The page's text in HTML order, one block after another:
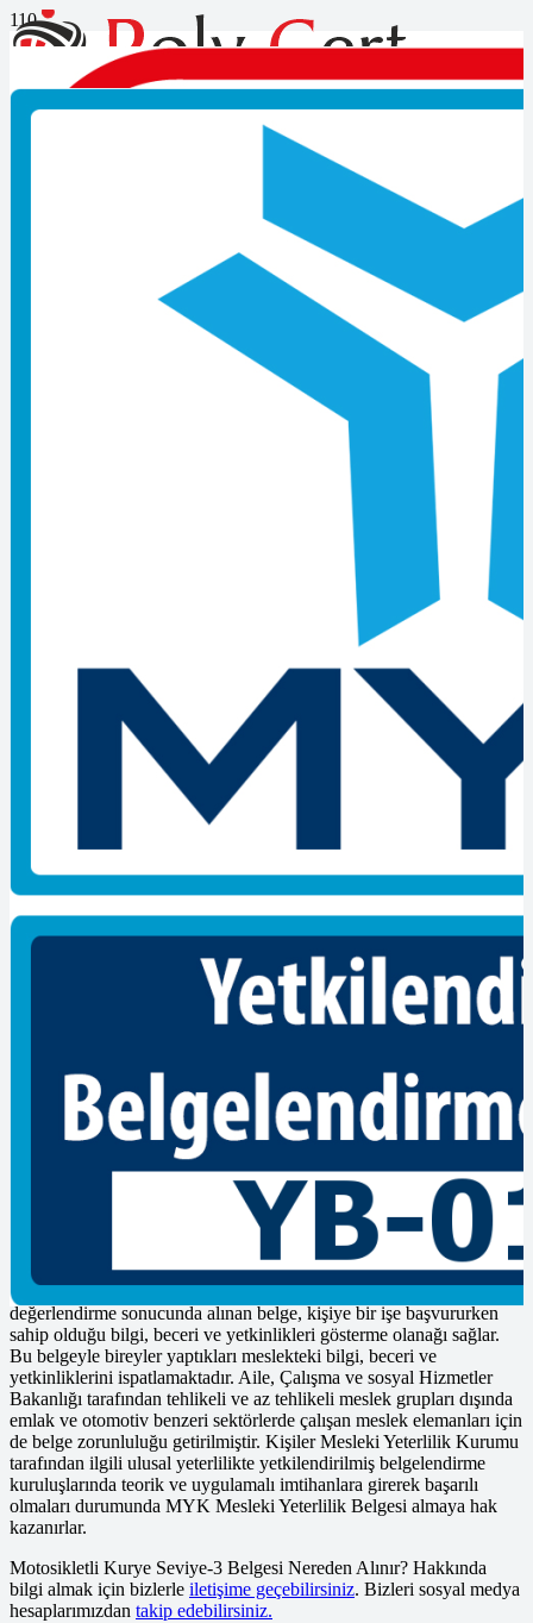
Motosikletli Kurye Seviye-3
Belgesi Nereden Alınır?
Motosikletli Kurye Seviye-3 Belgesi Nereden Alınır? Hakkında
bilgi almak için bizleri takip ediniz.
MOTOSİKLETLİ KURYE BELGELENDİRME
Motosikletli Kurye MYK Mesleki Yeterlilik Belgesi ile ilgili
belgenin geçerlilik süresi, gözetim, belge yenileme, sınav türleri ve
süreleri, sınav hakları, belgenin iptal edilmesi veya askıya alınması,
kapsam, referans dokümanlar, yeterliliklerin birim bazında
birleştirilerek belgelendirilmesi gibi konularla ilgili detaylı bilgiler
BELGELENDİRME BAŞVURUSU ÖN ŞARTLARI
Adayın, 2918 sayılı Karayolları Trafik Kanununun ilgili
maddelerinde belirtilen sürücü belgesine (A1, A2 veya A
belgelerinden birine) sahip olması gerekmektedir.
1) Başvuru sahibi tarafından imzalanmış Personel Belgelendirme
Başvuru Formunun orijinal nüshası,
2) Nüfus cüzdanı fotokopisi (TC vatandaşı olmayanlar için, geçerli
pasaport fotokopisi),
3) Sınav ücretinin yatırıldığına dair banka dekontu,
4) Başvuru ön şartları başlığı altında belirtilen sürücü belgesi.
Sınavlar, yazılı ve performans (uygulama) olmak üzere 2 aşamalı
olarak gerçekleştirilir.
Aday, her iki sınavda da başarılı olması durumunda başarılı kabul
edilir.
Belge almaya hak kazanamayan adaylara, talep etmeleri durumunda,
başarılı oldukları birimlerle ilgili bir yazı verilir. Sınavlarla ilgili
detaylı bilgiler belgelendirme programında yer almaktadır. Belgenin
Poly Cert firması güvenilir ve adaletli bir şekilde sınav ve
belgelendirme hizmeti vermektedir. Poly Cert Belgelendirme ve
Eğitim Hizmetleri Mesleki Yeterlilik Kurumu tarafından
yetkilendirilmiş ulusal yeterliliklere göre sınav ve belgelendirme
faaliyetlerini yürüten Yetkilendirilmiş Belge Kuruluşudur.
Mesleki Yeterlilik Belgesi, kişilerin herhangi bir meslekte, Mesleki
Yeterlilik Kurumu (MYK) tarafından oluşturulmuş ulusal yeterlilikte
belirtilen şartları karşılamaları dahilinde sahip olabilecekleri bir
belgedir. Ulusal yeterlilikler temel alınarak yapılan ölçme
değerlendirme sonucunda alınan belge, kişiye bir işe başvururken
sahip olduğu bilgi, beceri ve yetkinlikleri gösterme olanağı sağlar.
Bu belgeyle bireyler yaptıkları meslekteki bilgi, beceri ve
yetkinliklerini ispatlamaktadır. Aile, Çalışma ve sosyal Hizmetler
Bakanlığı tarafından tehlikeli ve az tehlikeli meslek grupları dışında
emlak ve otomotiv benzeri sektörlerde çalışan meslek elemanları için
de belge zorunluluğu getirilmiştir. Kişiler Mesleki Yeterlilik Kurumu
tarafından ilgili ulusal yeterlilikte yetkilendirilmiş belgelendirme
kuruluşlarında teorik ve uygulamalı imtihanlara girerek başarılı
olmaları durumunda MYK Mesleki Yeterlilik Belgesi almaya hak
kazanırlar.
Motosikletli Kurye Seviye-3 Belgesi Nereden Alınır? Hakkında
bilgi almak için bizlerle iletişime geçebilirsiniz. Bizleri sosyal medya
hesaplarımızdan takip edebilirsiniz.